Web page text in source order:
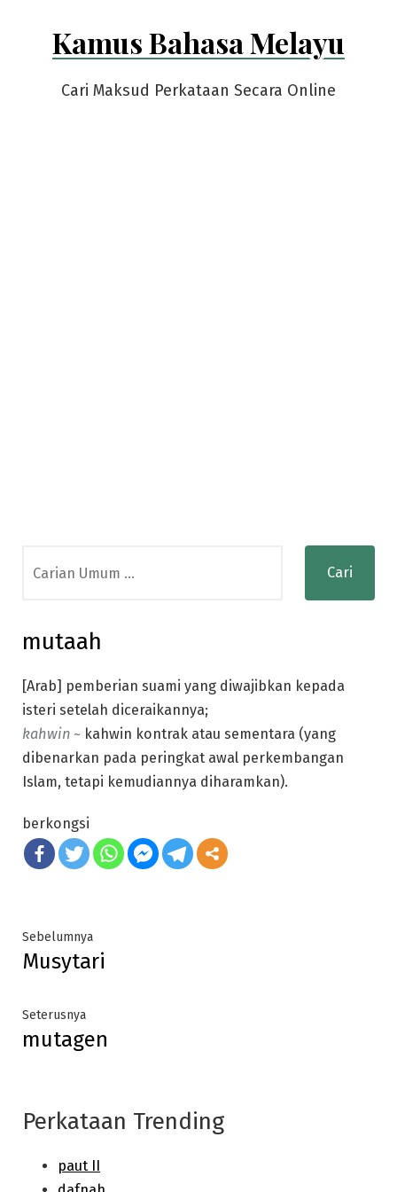
Kamus Bahasa Melayu
Cari Maksud Perkataan Secara Online
for:
mutaah
[Arab] pemberian suami yang diwajibkan kepada
isteri setelah diceraikannya;
kahwin ~ kahwin kontrak atau sementara (yang
dibenarkan pada peringkat awal perkembangan
Islam, tetapi kemudiannya diharamkan).
berkongsi
Post
navigation
SebelumnyaPrevious
post:
Musytari
SeterusnyaNext
post:
mutagen
Perkataan Trending